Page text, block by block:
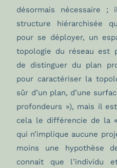
désormais nécessaire ;
structure hiérarchisée
pour se déployer, un
topologie du réseau est
de distinguer du plan
pour caractériser la
sûr d’un plan, d’une
profondeurs »), mais il
cela le différencie de la
qui n’implique aucune
moins une hypothèse
connait que l’individu